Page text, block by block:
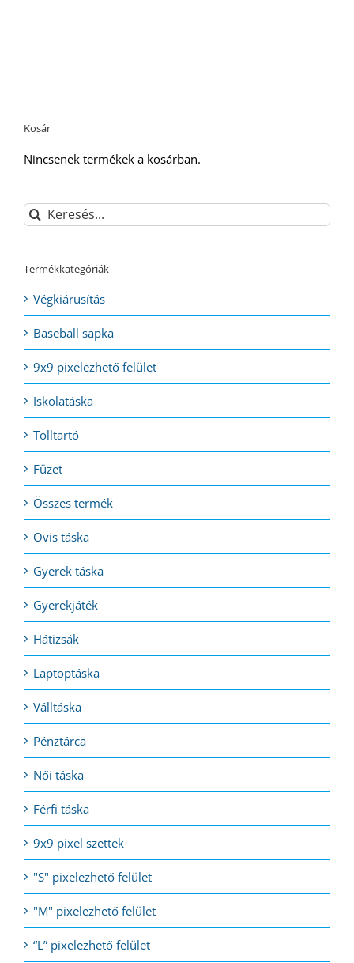
Kosár
Nincsenek termékek a kosárban.
Keresés...
Termékkategóriák
Végkiárusítás
Baseball sapka
9x9 pixelezhető felület
Iskolatáska
Tolltartó
Füzet
Összes termék
Ovis táska
Gyerek táska
Gyerekjáték
Hátizsák
Laptoptáska
Válltáska
Pénztárca
Női táska
Férfi táska
9x9 pixel szettek
"S" pixelezhető felület
"M" pixelezhető felület
“L” pixelezhető felület